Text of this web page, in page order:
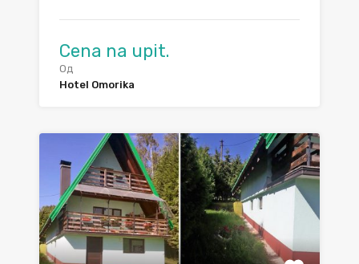
Cena na upit.
Од
Hotel Omorika